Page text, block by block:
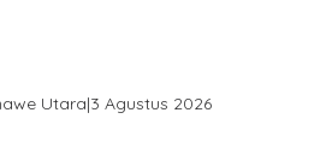
Utara|3 Agustus 2026